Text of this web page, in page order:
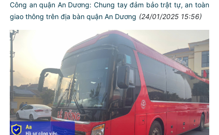
Công an quận An Dương: Chung tay đảm bảo trật tự, an toàn
giao thông trên địa bàn quận An Dương (24/01/2025 15:56)